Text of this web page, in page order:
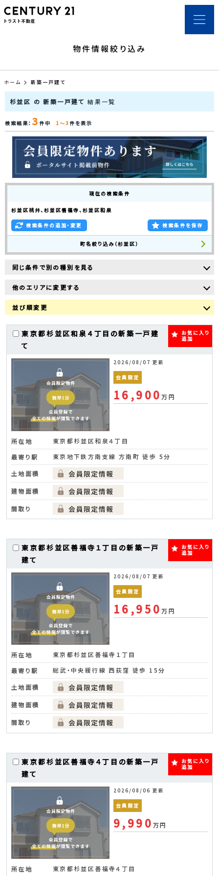
物件情報絞り込み
ホーム 新築一戸建て
杉並区 の 新築一戸建て結果一覧
検索結果： 3 件中 1～3件を表示
現在の検索条件
杉並区桃井、杉並区善福寺、杉並区和泉
検索条件の追加・変更 検索条件を保存
町名絞り込み（杉並区）
同じ条件で別の種別を見る
他のエリアに変更する
並び順変更
東京都杉並区和泉４丁目の新築一戸建
て
お気に入り
追加
2026/08/07 更新
会員限定
16,900万円
所在地
東京都杉並区和泉４丁目
最寄り駅
東京地下鉄方南支線 方南町 徒歩 5分
土地面積
建物面積
間取り
東京都杉並区善福寺１丁目の新築一戸
建て
お気に入り
追加
2026/08/07 更新
会員限定
16,950万円
所在地
東京都杉並区善福寺１丁目
最寄り駅
総武・中央緩行線 西荻窪 徒歩 15分
土地面積
建物面積
間取り
東京都杉並区善福寺４丁目の新築一戸
建て
お気に入り
追加
2026/08/06 更新
会員限定
9,990万円
所在地 東京都杉並区善福寺４丁目